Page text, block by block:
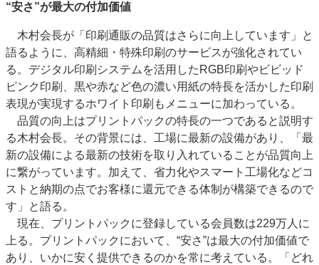
“安さ”が最大の付加価値
木村会長が「印刷通販の品質はさらに向上しています」と
語るように、高精細・特殊印刷のサービスが強化されてい
る。デジタル印刷システムを活用したRGB印刷やビビッド
ピンク印刷、黒や赤など色の濃い用紙の特長を活かした印刷
表現が実現するホワイト印刷もメニューに加わっている。
品質の向上はプリントパックの特長の一つであると説明す
る木村会長。その背景には、工場に最新の設備があり、「最
新の設備による最新の技術を取り入れていることが品質向上
に繋がっています。加えて、省力化やスマート工場化などコ
ストと納期の点でお客様に還元できる体制が構築できるので
す」と語る。
現在、プリントパックに登録している会員数は229万人に
上る。プリントパックにおいて、“安さ”は最大の付加価値で
あり、いかに安く提供できるのかを常に考えている。「どれ